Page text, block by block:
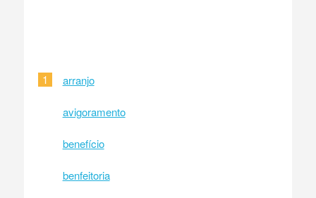
1 arranjo
avigoramento
benefício
benfeitoria